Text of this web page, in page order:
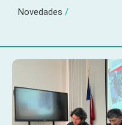
Novedades /